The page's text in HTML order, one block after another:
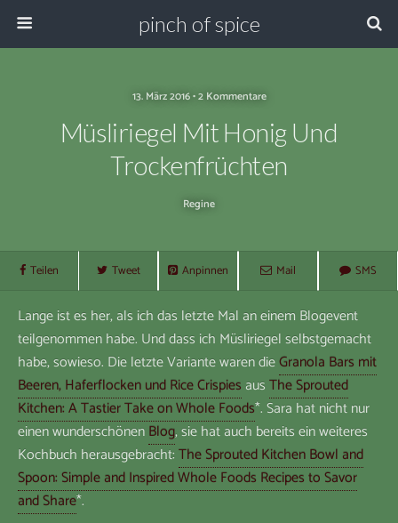
pinch of spice
13. März 2016 • 2 Kommentare
Müsliriegel Mit Honig Und
Trockenfrüchten
Regine
Teilen Tweet Anpinnen Mail SMS
Lange ist es her, als ich das letzte Mal an einem Blogevent
teilgenommen habe. Und dass ich Müsliriegel selbstgemacht
habe, sowieso. Die letzte Variante waren dieGranola Bars mit
Beeren, Haferflocken und Rice Crispies ausThe Sprouted
Kitchen: A Tastier Take on Whole Foods*. Sara hat nicht nur
einen wunderschönenBlog, sie hat auch bereits ein weiteres
Kochbuch herausgebracht:The Sprouted Kitchen Bowl and
Spoon: Simple and Inspired Whole Foods Recipes to Savor
and Share*.